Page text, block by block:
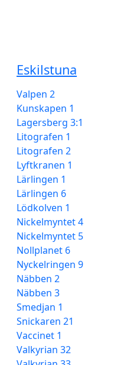
Eskilstuna
Valpen 2
Kunskapen 1
Lagersberg 3:1
Litografen 1
Litografen 2
Lyftkranen 1
Lärlingen 1
Lärlingen 6
Lödkolven 1
Nickelmyntet 4
Nickelmyntet 5
Nollplanet 6
Nyckelringen 9
Näbben 2
Näbben 3
Smedjan 1
Snickaren 21
Vaccinet 1
Valkyrian 32